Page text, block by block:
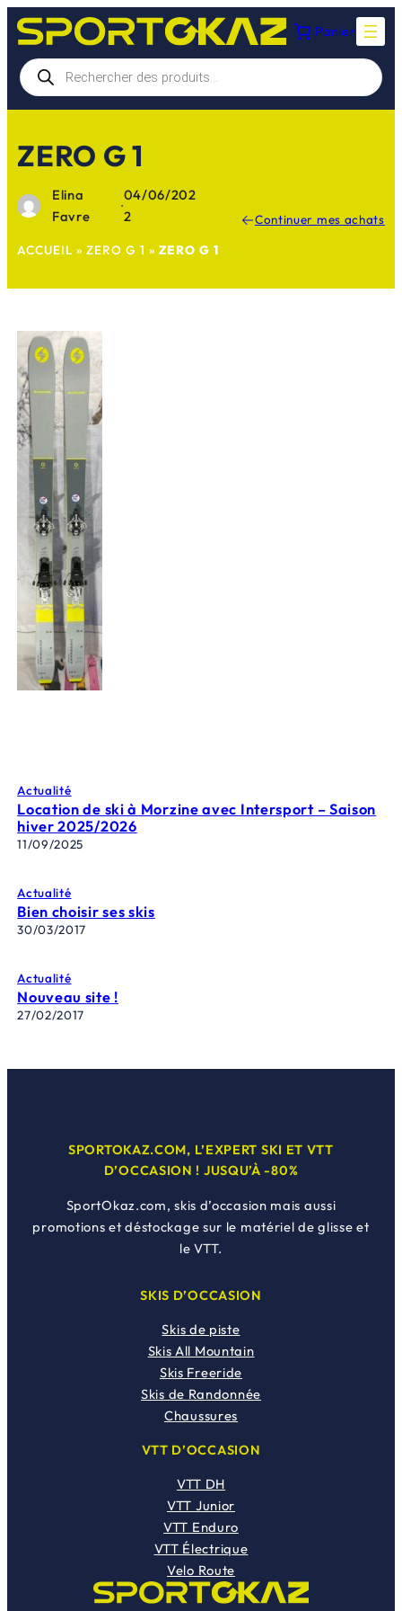
Aller
au
contenu
Panier
Recherche
de
produits
ZERO G 1
Elina
Favre
·
04/06/202
2
Continuer mes achats
ACCUEIL » ZERO G 1 » ZERO G 1
Actualité
Location de ski à Morzine avec Intersport – Saison
hiver 2025/2026
11/09/2025
Actualité
Bien choisir ses skis
30/03/2017
Actualité
Nouveau site !
27/02/2017
SPORTOKAZ.COM, L’EXPERT SKI ET VTT
D’OCCASION ! JUSQU’À -80%
SportOkaz.com, skis d’occasion mais aussi
promotions et déstockage sur le matériel de glisse et
le VTT.
SKIS D’OCCASION
Skis de piste
Skis All Mountain
Skis Freeride
Skis de Randonnée
Chaussures
VTT D’OCCASION
VTT DH
VTT Junior
VTT Enduro
VTT Électrique
Velo Route